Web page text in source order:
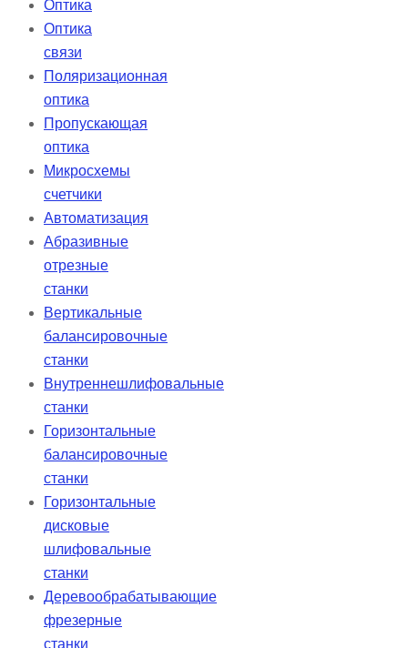
Оптика
Оптика
связи
Поляризационная
оптика
Пропускающая
оптика
Микросхемы
счетчики
Автоматизация
Абразивные
отрезные
станки
Вертикальные
балансировочные
станки
Внутреннешлифовальные
станки
Горизонтальные
балансировочные
станки
Горизонтальные
дисковые
шлифовальные
станки
Деревообрабатывающие
фрезерные
станки